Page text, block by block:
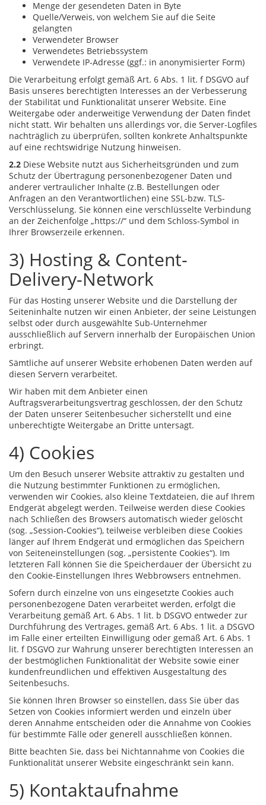
Menge der gesendeten Daten in Byte
Quelle/Verweis, von welchem Sie auf die Seite
gelangten
Verwendeter Browser
Verwendetes Betriebssystem
Verwendete IP-Adresse (ggf.: in anonymisierter Form)
Die Verarbeitung erfolgt gemäß Art. 6 Abs. 1 lit. f DSGVO auf
Basis unseres berechtigten Interesses an der Verbesserung
der Stabilität und Funktionalität unserer Website. Eine
Weitergabe oder anderweitige Verwendung der Daten findet
nicht statt. Wir behalten uns allerdings vor, die Server-Logfiles
nachträglich zu überprüfen, sollten konkrete Anhaltspunkte
auf eine rechtswidrige Nutzung hinweisen.
2.2 Diese Website nutzt aus Sicherheitsgründen und zum
Schutz der Übertragung personenbezogener Daten und
anderer vertraulicher Inhalte (z.B. Bestellungen oder
Anfragen an den Verantwortlichen) eine SSL-bzw. TLS-
Verschlüsselung. Sie können eine verschlüsselte Verbindung
an der Zeichenfolge „https://“ und dem Schloss-Symbol in
Ihrer Browserzeile erkennen.
3) Hosting & Content-
Delivery-Network
Für das Hosting unserer Website und die Darstellung der
Seiteninhalte nutzen wir einen Anbieter, der seine Leistungen
selbst oder durch ausgewählte Sub-Unternehmer
ausschließlich auf Servern innerhalb der Europäischen Union
erbringt.
Sämtliche auf unserer Website erhobenen Daten werden auf
diesen Servern verarbeitet.
Wir haben mit dem Anbieter einen
Auftragsverarbeitungsvertrag geschlossen, der den Schutz
der Daten unserer Seitenbesucher sicherstellt und eine
unberechtigte Weitergabe an Dritte untersagt.
4) Cookies
Um den Besuch unserer Website attraktiv zu gestalten und
die Nutzung bestimmter Funktionen zu ermöglichen,
verwenden wir Cookies, also kleine Textdateien, die auf Ihrem
Endgerät abgelegt werden. Teilweise werden diese Cookies
nach Schließen des Browsers automatisch wieder gelöscht
(sog. „Session-Cookies“), teilweise verbleiben diese Cookies
länger auf Ihrem Endgerät und ermöglichen das Speichern
von Seiteneinstellungen (sog. „persistente Cookies“). Im
letzteren Fall können Sie die Speicherdauer der Übersicht zu
den Cookie-Einstellungen Ihres Webbrowsers entnehmen.
Sofern durch einzelne von uns eingesetzte Cookies auch
personenbezogene Daten verarbeitet werden, erfolgt die
Verarbeitung gemäß Art. 6 Abs. 1 lit. b DSGVO entweder zur
Durchführung des Vertrages, gemäß Art. 6 Abs. 1 lit. a DSGVO
im Falle einer erteilten Einwilligung oder gemäß Art. 6 Abs. 1
lit. f DSGVO zur Wahrung unserer berechtigten Interessen an
der bestmöglichen Funktionalität der Website sowie einer
kundenfreundlichen und effektiven Ausgestaltung des
Seitenbesuchs.
Sie können Ihren Browser so einstellen, dass Sie über das
Setzen von Cookies informiert werden und einzeln über
deren Annahme entscheiden oder die Annahme von Cookies
für bestimmte Fälle oder generell ausschließen können.
Bitte beachten Sie, dass bei Nichtannahme von Cookies die
Funktionalität unserer Website eingeschränkt sein kann.
5) Kontaktaufnahme